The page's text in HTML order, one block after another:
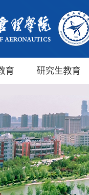
育 研究生教育